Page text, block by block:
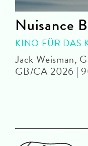
Nuisance
KINO FÜR DAS
Jack Weisman,
GB/CA 2026 |